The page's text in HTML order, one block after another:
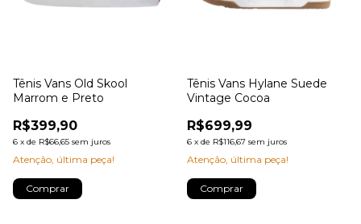
Tênis Vans Old Skool
Marrom e Preto
R$399,90
6 x de R$66,65 sem juros
Atenção, última peça!
Comprar
Tênis Vans Hylane Suede
Vintage Cocoa
R$699,99
6 x de R$116,67 sem juros
Atenção, última peça!
Comprar